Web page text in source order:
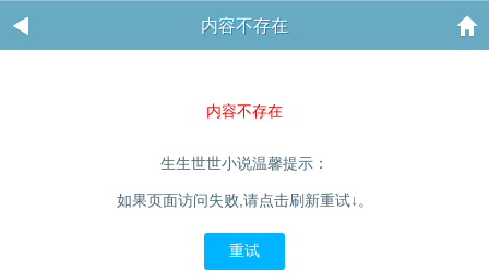
内容不存在
内容不存在
生生世世小说温馨提示：
如果页面访问失败,请点击刷新重试↓。
重试